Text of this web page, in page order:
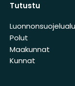
Tutustu
Polut
Maakunnat
Kunnat